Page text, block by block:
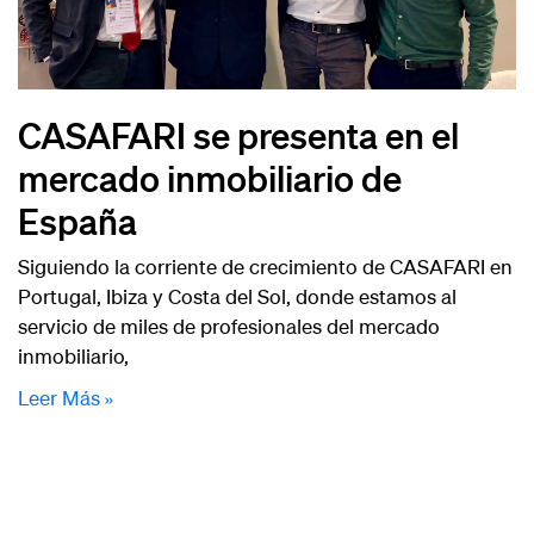
CASAFARI se presenta en el
mercado inmobiliario de
España
Siguiendo la corriente de crecimiento de CASAFARI en
Portugal, Ibiza y Costa del Sol, donde estamos al
servicio de miles de profesionales del mercado
inmobiliario,
Leer Más »